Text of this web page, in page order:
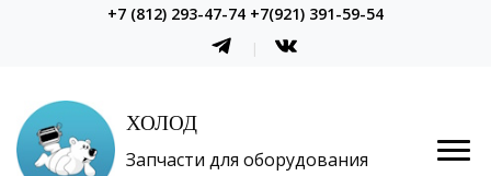
+7 (812) 293-47-74 +7(921) 391-59-54
ХОЛОД
Запчасти для оборудования